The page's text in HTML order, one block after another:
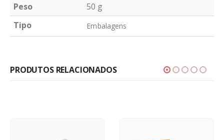
Peso
50 g
Tipo
Embalagens
PRODUTOS RELACIONADOS